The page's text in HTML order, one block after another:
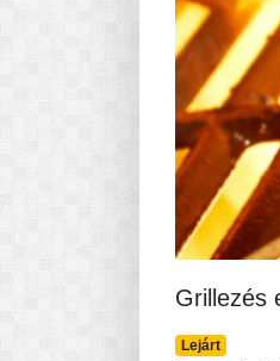
Grillezés
Lejárt